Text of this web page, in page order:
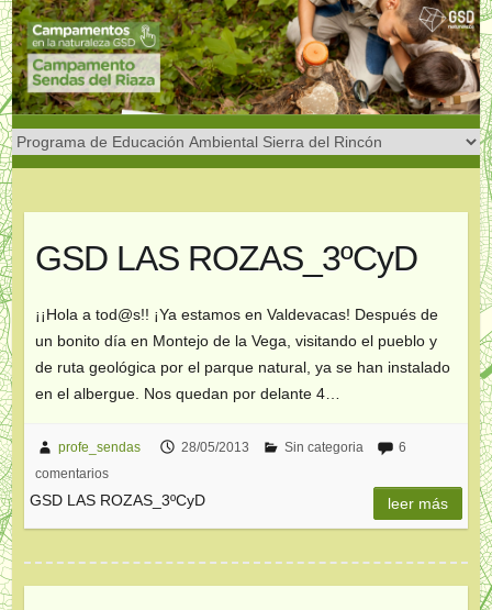
Saltar
al
contenido
GSD LAS ROZAS_3ºCyD
¡¡Hola a tod@s!! ¡Ya estamos en Valdevacas! Después de
un bonito día en Montejo de la Vega, visitando el pueblo y
de ruta geológica por el parque natural, ya se han instalado
en el albergue. Nos quedan por delante 4…
profe_sendas 28/05/2013 Sin categoria
6
comentarios
GSD LAS ROZAS_3ºCyD leer más